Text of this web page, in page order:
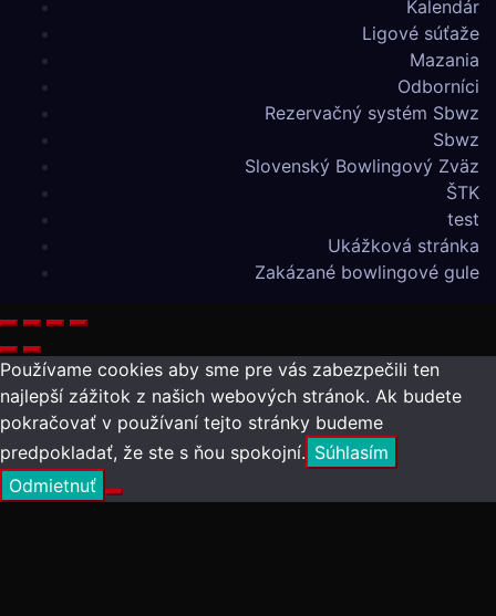
Kalendár
Ligové súťaže
Mazania
Odborníci
Rezervačný systém Sbwz
Sbwz
Slovenský Bowlingový Zväz
ŠTK
test
Ukážková stránka
Zakázané bowlingové gule
Používame cookies aby sme pre vás zabezpečili ten
najlepší zážitok z našich webových stránok. Ak budete
pokračovať v používaní tejto stránky budeme
predpokladať, že ste s ňou spokojní. Súhlasím
Odmietnuť